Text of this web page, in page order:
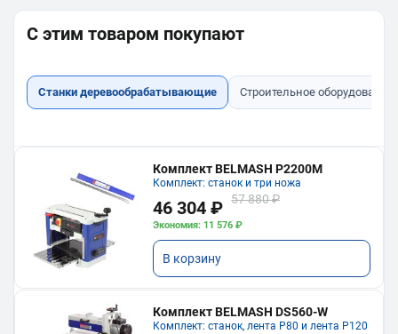
С этим товаром покупают
Станки деревообрабатывающие Строительное оборудование
Комплект BELMASH P2200M
Комплект: станок и три ножа
46 304 ₽ 57 880 ₽
Экономия: 11 576 ₽
В корзину
Комплект BELMASH DS560-W
Комплект: станок, лента P80 и лента P120